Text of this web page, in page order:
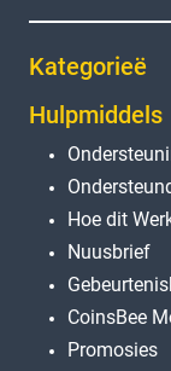
Kategorieë
Hulpmiddels
Hoe dit
Nuusbrief
CoinsBee
Promosies